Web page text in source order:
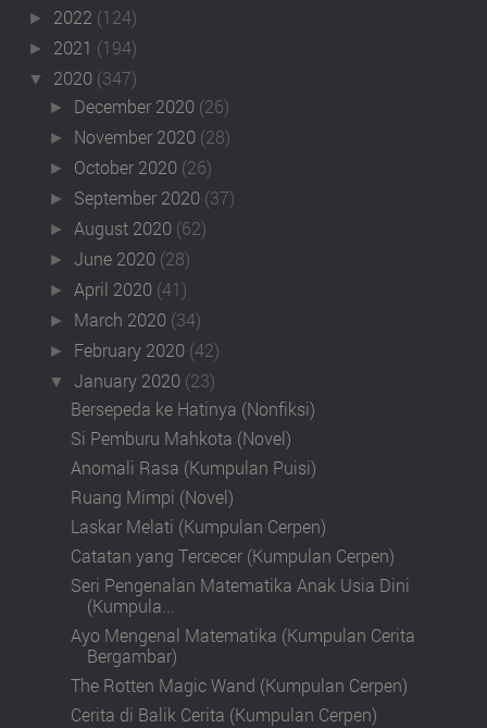
► 2022 (124)
► 2021 (194)
▼ 2020 (347)
► December 2020 (26)
► November 2020 (28)
► October 2020 (26)
► September 2020 (37)
►August 2020 (62)
►June 2020 (28)
►April 2020 (41)
► March 2020 (34)
► February 2020 (42)
▼January 2020 (23)
Bersepeda ke Hatinya (Nonfiksi)
Si Pemburu Mahkota (Novel)
Anomali Rasa (Kumpulan Puisi)
Ruang Mimpi (Novel)
Laskar Melati (Kumpulan Cerpen)
Catatan yang Tercecer (Kumpulan Cerpen)
Seri Pengenalan Matematika Anak Usia Dini
(Kumpula...
Ayo Mengenal Matematika (Kumpulan Cerita
Bergambar)
The Rotten Magic Wand (Kumpulan Cerpen)
Cerita di Balik Cerita (Kumpulan Cerpen)